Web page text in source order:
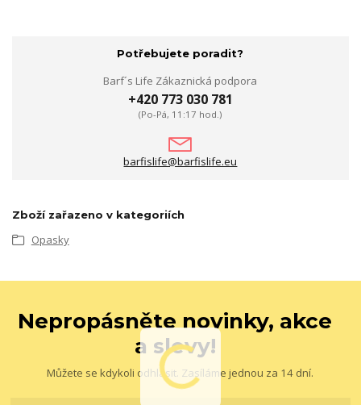
Potřebujete poradit?
Barf´s Life Zákaznická podpora
+420 773 030 781
(Po-Pá, 11:17 hod.)
barfislife@barfislife.eu
Zboží zařazeno v kategoriích
Opasky
Nepropásněte novinky, akce
a slevy!
Můžete se kdykoli odhlásit. Zasíláme jednou za 14 dní.